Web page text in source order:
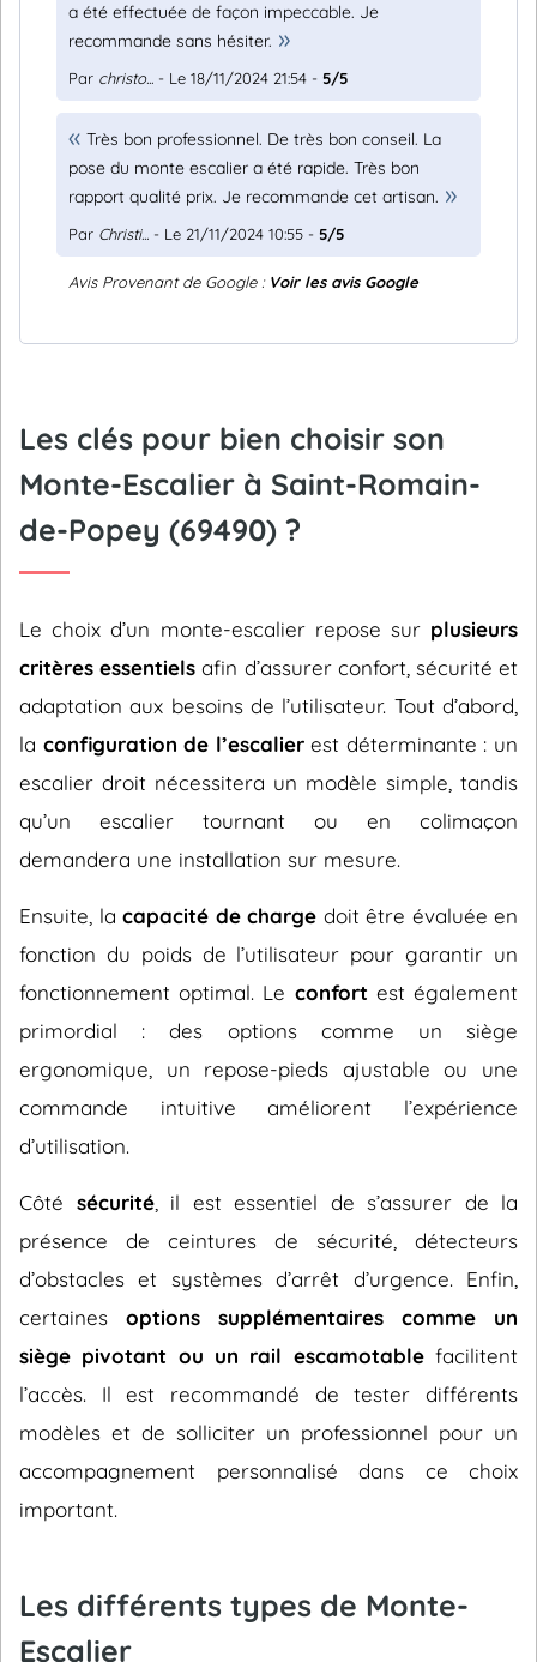
a été effectuée de façon impeccable. Je
recommande sans hésiter.
Par christo... - Le 18/11/2024 21:54 - 5/5
Très bon professionnel. De très bon conseil. La
pose du monte escalier a été rapide. Très bon
rapport qualité prix. Je recommande cet artisan.
Par Christi... - Le 21/11/2024 10:55 - 5/5
Avis Provenant de Google : Voir les avis Google
Les clés pour bien choisir son
Monte-Escalier à Saint-Romain-
de-Popey (69490) ?
Le choix d’un monte-escalier repose sur plusieurs
critères essentiels afin d’assurer confort, sécurité et
adaptation aux besoins de l’utilisateur. Tout d’abord,
la configuration de l’escalierest déterminante : un
escalier droit nécessitera un modèle simple, tandis
qu’un escalier tournant ou en colimaçon
demandera une installation sur mesure.
Ensuite, la capacité de charge doit être évaluée en
fonction du poids de l’utilisateur pour garantir un
fonctionnement optimal. Le confort est également
primordial : des options comme un siège
ergonomique, un repose-pieds ajustable ou une
commande intuitive améliorent l’expérience
d’utilisation.
Côté sécurité, il est essentiel de s’assurer de la
présence de ceintures de sécurité, détecteurs
d’obstacles et systèmes d’arrêt d’urgence. Enfin,
certaines options supplémentaires comme un
siège pivotant ou un rail escamotablefacilitent
l’accès. Il est recommandé de tester différents
modèles et de solliciter un professionnel pour un
accompagnement personnalisé dans ce choix
important.
Les différents types de Monte-
Escalier